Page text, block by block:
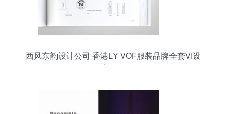
西风东韵设计公司 香港LY VOF服装品牌全套VI设